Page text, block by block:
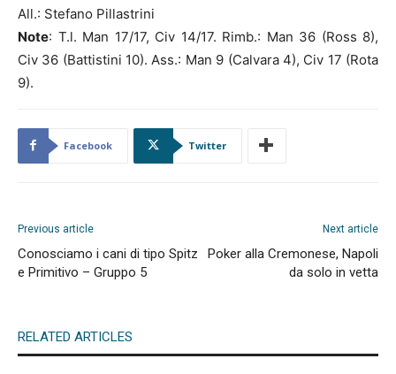
All.: Stefano Pillastrini
Note: T.l. Man 17/17, Civ 14/17. Rimb.: Man 36 (Ross 8),
Civ 36 (Battistini 10). Ass.: Man 9 (Calvara 4), Civ 17 (Rota
9).
Facebook Twitter
Previous article
Conosciamo i cani di tipo Spitz
e Primitivo – Gruppo 5
Next article
Poker alla Cremonese, Napoli
da solo in vetta
RELATED ARTICLES